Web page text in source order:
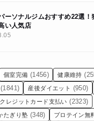
ーソナルジムおすすめ22選！
い人気店
個室完備 (1456) 健康維持
(1841) 産後ダイエット (950)
クレジットカード支払い (2323)
たぎり塾 (348) プロテイン無